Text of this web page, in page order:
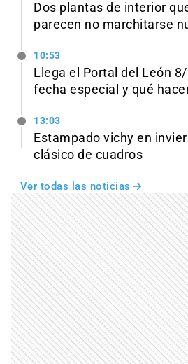
Dos plantas de interior
parecen no marchitarse
10:53
Llega el Portal del León
fecha especial y qué
13:03
Estampado vichy en
clásico de cuadros
Ver todas las noticias